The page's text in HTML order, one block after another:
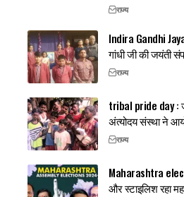
राज्य
Indira Gandhi
गांधी जी की जयंती
राज्य
tribal pride day :
अंत्योदय संस्था ने
राज्य
Maharashtra
और स्टाइलिश रहा